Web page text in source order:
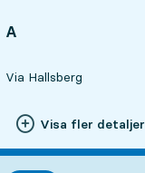
A
Via Hallsberg
Visa fler detaljer